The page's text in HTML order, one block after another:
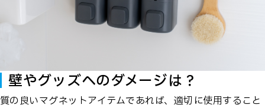
壁やグッズへのダメージは？
質の良いマグネットアイテムであれば、適切に使用すること